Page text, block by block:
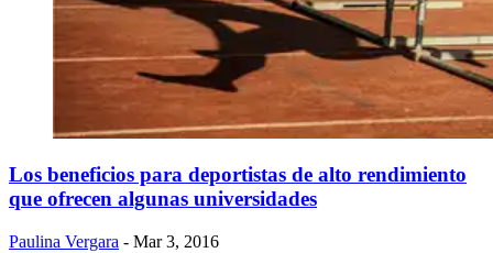
Los beneficios para deportistas de alto rendimiento
que ofrecen algunas universidades
Paulina Vergara - Mar 3, 2016